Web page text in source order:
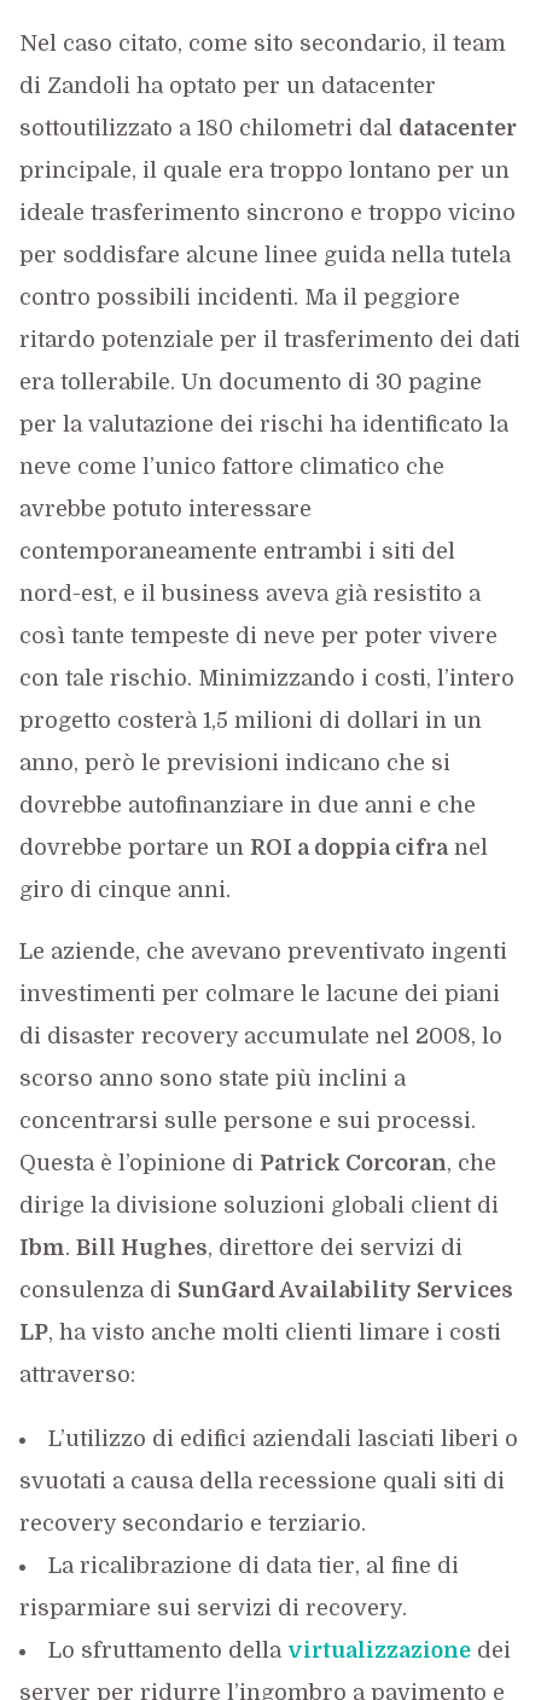
Nel caso citato, come sito secondario, il team
di Zandoli ha optato per un datacenter
sottoutilizzato a 180 chilometri dal datacenter
principale, il quale era troppo lontano per un
ideale trasferimento sincrono e troppo vicino
per soddisfare alcune linee guida nella tutela
contro possibili incidenti. Ma il peggiore
ritardo potenziale per il trasferimento dei dati
era tollerabile. Un documento di 30 pagine
per la valutazione dei rischi ha identificato la
neve come l’unico fattore climatico che
avrebbe potuto interessare
contemporaneamente entrambi i siti del
nord-est, e il business aveva già resistito a
così tante tempeste di neve per poter vivere
con tale rischio. Minimizzando i costi, l’intero
progetto costerà 1,5 milioni di dollari in un
anno, però le previsioni indicano che si
dovrebbe autofinanziare in due anni e che
dovrebbe portare un ROI a doppia cifranel
giro di cinque anni.
Le aziende, che avevano preventivato ingenti
investimenti per colmare le lacune dei piani
di disaster recovery accumulate nel 2008, lo
scorso anno sono state più inclini a
concentrarsi sulle persone e sui processi.
Questa è l’opinione di Patrick Corcoran, che
dirige la divisione soluzioni globali client di
Ibm. Bill Hughes, direttore dei servizi di
consulenza di SunGard Availability Services
LP, ha visto anche molti clienti limare i costi
attraverso:
L’utilizzo di edifici aziendali lasciati liberi o
svuotati a causa della recessione quali siti di
recovery secondario e terziario.
La ricalibrazione di data tier, al fine di
risparmiare sui servizi di recovery.
Lo sfruttamento della virtualizzazionedei
server per ridurre l’ingombro a pavimento e